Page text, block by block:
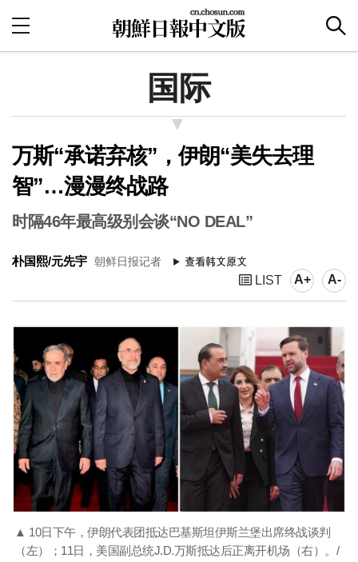
国际
万斯“承诺弃核”，伊朗“美失去理
智”…漫漫终战路
时隔46年最高级别会谈“NO DEAL”
朴国熙/元先宇 朝鲜日报记者
LIST A+ A-
▲ 10日下午，伊朗代表团抵达巴基斯坦伊斯兰堡出席终战谈判
（左）；11日，美国副总统J.D.万斯抵达后正离开机场（右）。/